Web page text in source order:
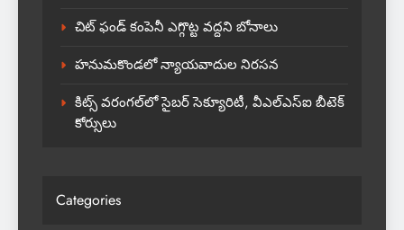
చిట్ ఫండ్ కంపెనీ ఎగ్గొట్ట వద్దని బోనాలు
హనుమకొండలో న్యాయవాదుల నిరసన
కిట్స్ వరంగల్‌లో సైబర్ సెక్యూరిటీ, వీఎల్‌ఎస్‌ఐ బీటెక్
కోర్సులు
Categories